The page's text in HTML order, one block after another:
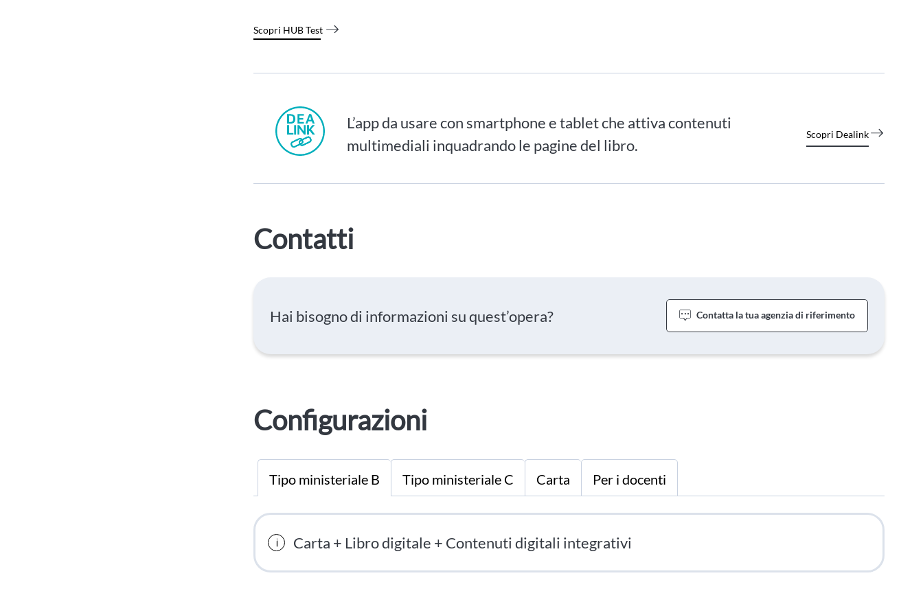
Scopri HUB Test
L’app da usare con smartphone e tablet che attiva contenuti
multimediali inquadrando le pagine del libro.
Scopri Dealink
Contatti
Hai bisogno di informazioni su quest’opera? Contatta la tua agenzia di riferimento
Configurazioni
Tipo ministeriale B Tipo ministeriale C Carta Per i docenti
Carta + Libro digitale + Contenuti digitali integrativi